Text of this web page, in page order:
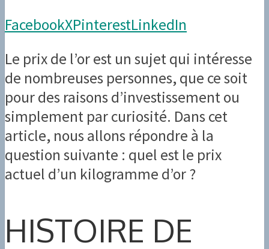
FacebookXPinterestLinkedIn
Le prix de l’or est un sujet qui intéresse
de nombreuses personnes, que ce soit
pour des raisons d’investissement ou
simplement par curiosité. Dans cet
article, nous allons répondre à la
question suivante : quel est le prix
actuel d’un kilogramme d’or ?
HISTOIRE DE